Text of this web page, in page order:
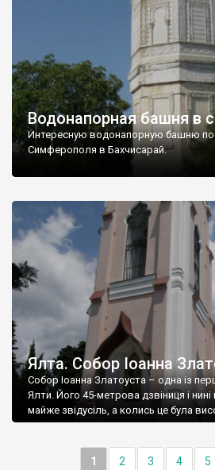
Водонапорная башня в
Интересную водонапорную башню
Симферополя в Бахчисарай.
Ялта. Собор Іоанна
Собор Іоанна Златоуста – одна із
Ялти. Його 45-метрова дзвіниця і нині
майже звідусіль, а колись це була
1 2 3 4 5